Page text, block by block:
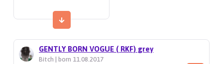
GENTLY BORN VOGUE ( RKF) grey
Bitch | born 11.08.2017